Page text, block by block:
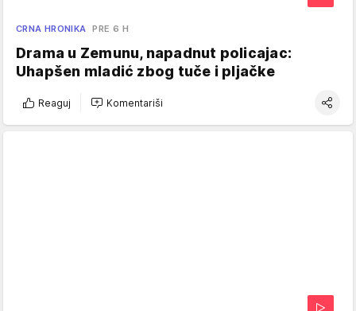
CRNA HRONIKA PRE 6 H
Drama u Zemunu, napadnut policajac:
Uhapšen mladić zbog tuče i pljačke
Reaguj Komentariši